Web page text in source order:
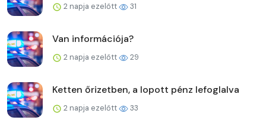
2 napja ezelőtt 31
Van információja?
2 napja ezelőtt 29
Ketten őrizetben, a lopott pénz lefoglalva
2 napja ezelőtt 33